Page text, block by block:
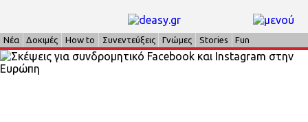
Νέα Δοκιμές How to Συνεντεύξεις Γνώμες Stories Fun